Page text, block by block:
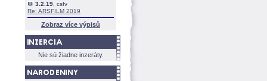
3.2.19 , csfv
Re: ARSFILM 2019
Zobraz více výpisů
Nie sú žiadne inzeráty.